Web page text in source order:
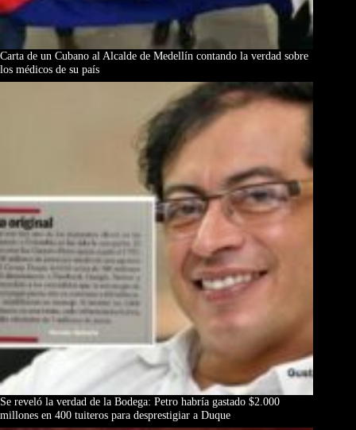
Carta de un Cubano al Alcalde de Medellín contando la verdad sobre
los médicos de su país
Se reveló la verdad de la Bodega: Petro habría gastado $2.000
millones en 400 tuiteros para desprestigiar a Duque